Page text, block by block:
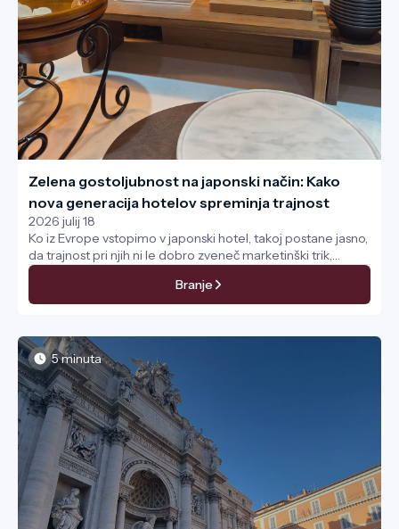
Zelena gostoljubnost na japonski način: Kako
nova generacija hotelov spreminja trajnost
2026 julij 18
Ko iz Evrope vstopimo v japonski hotel, takoj postane jasno,
da trajnost pri njih ni le dobro zveneč marketinški trik,
temveč temelj vsakodnevnega poslovanja, kar odlično
sporočajo tudi gostom. Sodobne hotelske verige te otoške
države se zelo tesno usklajujejo z globalnimi cilji
SDG. Vse to počnejo tako, da okoljske vidike združujejo z
legendarno japonsko gostoljubnostjo in praktičnostjo.
Rezultat je potovalna izkušnja, ki oprijemljivo pokaže, kako
je lahko hotel hkrati udoben in prijazen do planeta.
Branje
5 minuta